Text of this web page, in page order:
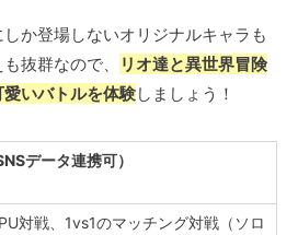
か登場しないオリジナルキャラも
抜群なので、
リオ達と異世界冒険
いバトルを体験しましょう！
データ連携可）
対戦、1vs1のマッチング対戦（ソロ